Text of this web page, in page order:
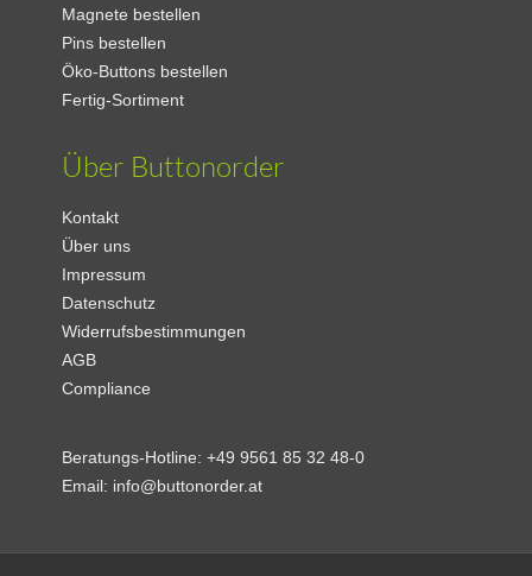
Magnete bestellen
Pins bestellen
Öko-Buttons bestellen
Fertig-Sortiment
Über Buttonorder
Kontakt
Über uns
Impressum
Datenschutz
Widerrufsbestimmungen
AGB
Compliance
Beratungs-Hotline:+49 9561 85 32 48-0
Email: info@buttonorder.at